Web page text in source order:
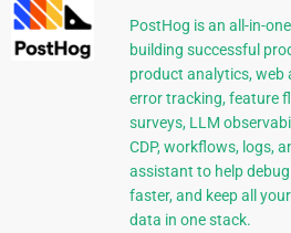
PostHog is an all-in-
building successful
product analytics, web
error tracking, feature
surveys, LLM
CDP, workflows, logs,
assistant to help
faster, and keep all
data in one stack.